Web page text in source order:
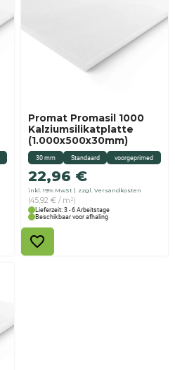
30 mm Standaard voorgeprimed
Promat Promasil 1000
Kalziumsilikatplatte
(1.000x500x30mm)
22,96 €
inkl. 19% MwSt zzgl. Versandkosten
(45,92 € / m²)
Lieferzeit: 3 - 6 Arbeitstage
Beschikbaar voor afhaling